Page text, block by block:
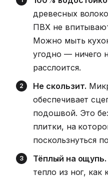
древесных
ПВХ не
Можно мыть
угодно — ничего
расслоится.
Не скользит.
обеспечивает
подошвой. Это
плитки, на
поскользнуться
Тёплый на ощупь.
тепло из ног,